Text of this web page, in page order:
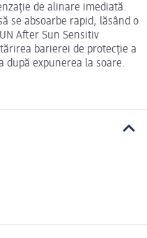
de alinare imediată.
se absoarbe rapid, lăsând o
After Sun Sensitiv
barierei de protecție a
expunerea la soare.